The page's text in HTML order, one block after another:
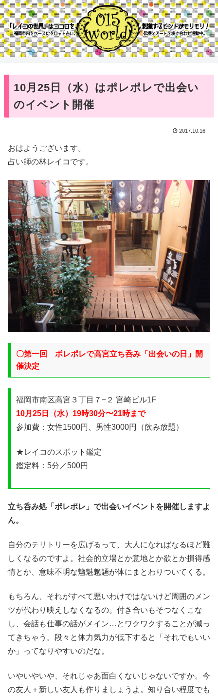
10月25日（水）はポレポレで出会い
のイベント開催
2017.10.16
おはようございます。
占い師の林レイコです。
〇第一回 ポレポレで高宮立ち呑み「出会いの日」開
催決定
福岡市南区高宮３丁目７−２ 宮崎ビル1F
10月25日（水）19時30分〜21時まで
参加費：女性1500円、男性3000円（飲み放題）
★レイコのスポット鑑定
鑑定料：5分／500円
立ち呑み処「ポレポレ」で出会いイベントを開催しますよ
ん。
自分のテリトリーを広げるって、大人になればなるほど難
しくなるのですよ。社会的立場とか意地とか欲とか損得感
情とか、意味不明な魑魅魍魎が体にまとわりついてくる。
もちろん、それがすべて悪いわけではないけど周囲のメン
ツが代わり映えしなくなるの。付き合いもそつなくこな
し、会話も仕事の話がメイン…とワクワクすることが減っ
てきちゃう。段々と体力気力が低下すると「それでもいい
か」ってなりやすいのだな。
いやいやいや、それじゃあ面白くないじゃないですか。今
の友人＋新しい友人も作りましょうよ。知り合い程度でも